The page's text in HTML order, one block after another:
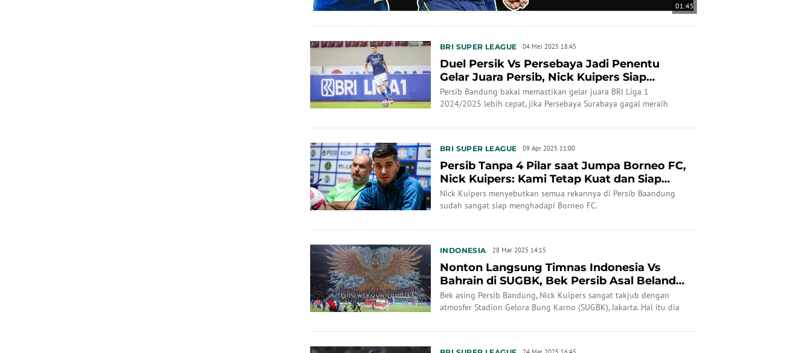
01:45
BRI SUPER LEAGUE 04 Mei 2025 18:45
Duel Persik Vs Persebaya Jadi Penentu
Gelar Juara Persib, Nick Kuipers Siap
Berpesta Bersa...
Persib Bandung bakal memastikan gelar juara BRI Liga 1
2024/2025 lebih cepat, jika Persebaya Surabaya gagal meraih
BRI SUPER LEAGUE 09 Apr 2025 11:00
Persib Tanpa 4 Pilar saat Jumpa Borneo FC,
Nick Kuipers: Kami Tetap Kuat dan Siap
Menang d...
Nick Kuipers menyebutkan semua rekannya di Persib Baandung
sudah sangat siap menghadapi Borneo FC.
INDONESIA 28 Mar 2025 14:15
Nonton Langsung Timnas Indonesia Vs
Bahrain di SUGBK, Bek Persib Asal Belanda
Takjub denga...
Bek asing Persib Bandung, Nick Kuipers sangat takjub dengan
atmosfer Stadion Gelora Bung Karno (SUGBK), Jakarta. Hal itu dia
Bahrain, Selasa (25/3/2025) malam lalu.